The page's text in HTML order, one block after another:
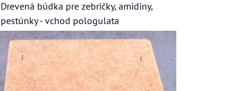
Drevená búdka pre zebričky, amidiny,
pestúnky - vchod pologulata